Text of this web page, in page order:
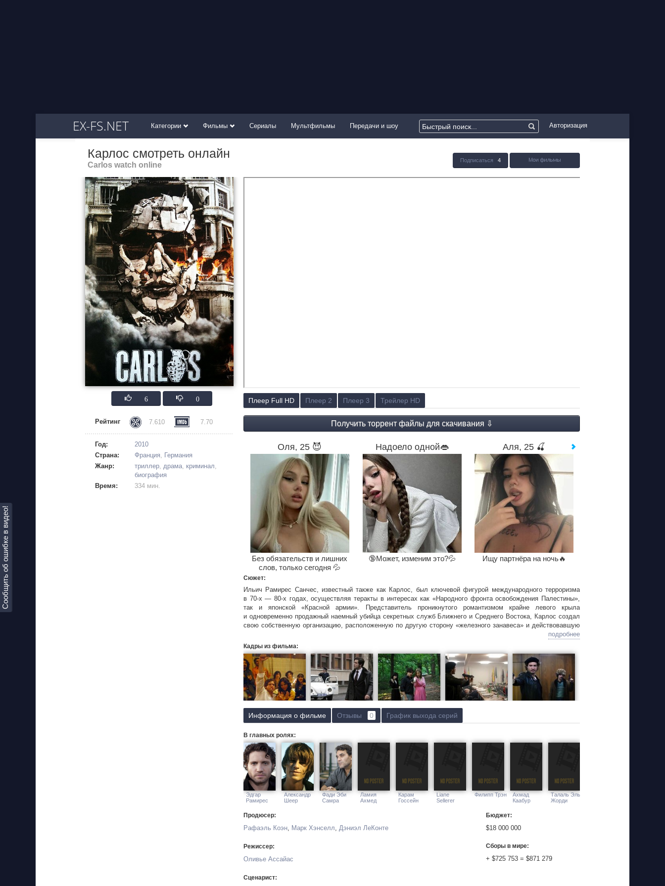
EX-FS.NET Категории Фильмы Сериалы Мультфильмы Передачи и шоу Авторизация
Сообщить об ошибке в видео!
Карлос смотреть онлайн
Carlos watch online
Подписаться 4
6 0
Рейтинг 7.610 7.70
Год:
2010
Страна:
Франция, Германия
Жанр:
триллер, драма, криминал,
биография
Время:
334 мин.
Плеер Full HD Плеер 2 Плеер 3 Трейлер HD
Оля, 25 😈
Без обязательств и лишних
слов, только сегодня 💦
Надоело одной👄
🔞Может, изменим это?💦
Аля, 25 🍒
Ищу партнёра на ночь🔥
Сюжет:
Ильич Рамирес Санчес, известный также как Карлос, был ключевой фигурой международного терроризма
в 70-х — 80-х годах, осуществляя теракты в интересах как «Народного фронта освобождения Палестины»,
так и японской «Красной армии». Представитель проникнутого романтизмом крайне левого крыла
и одновременно продажный наемный убийца секретных служб Ближнего и Среднего Востока, Карлос создал
свою собственную организацию, расположенную по другую сторону «железного занавеса» и действовавшую
в последние годы «холодной войны». Фильм представляет собой историю революционера-
интернационалиста, манипулятора и манипулируемого одновременно, оказавшегося в гуще поступательного
хода истории, ее активный участник и жертва своих собственных действий...
подробнее
Кадры из фильма:
Информация о фильме Отзывы 0 График выхода серий
В главных ролях:
Эдгар
Рамирес
Александр
Шеер
Фади Эби
Самра
Ламия
Ахмед
Карам
Госсейн
Liane
Sellerer
Филипп Трэн
Ахмад
Каабур
Талаль Эль-
Жорди
Продюсер:
Рафаэль Коэн, Марк Хэнселл, Дэниэл ЛеКонте
Режиссер:
Оливье Ассайас
Сценарист:
Бюджет:
$18 000 000
Сборы в мире:
+ $725 753 = $871 279